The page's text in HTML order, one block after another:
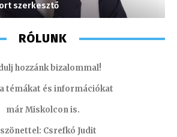
szerkesztő
RÓLUNK
hozzánk bizalommal!
témákat és információkat
már Miskolcon is.
Csrefkó Judit